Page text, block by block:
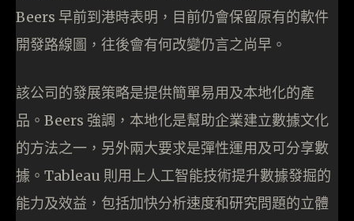
Beers 早前到港時表明，目前仍會保留原有的軟件
開發路線圖，往後會有何改變仍言之尚早。
該公司的發展策略是提供簡單易用及本地化的產
品。Beers 強調，本地化是幫助企業建立數據文化
的方法之一，另外兩大要求是彈性運用及可分享數
據。Tableau 則用上人工智能技術提升數據發掘的
能力及效益，包括加快分析速度和研究問題的立體